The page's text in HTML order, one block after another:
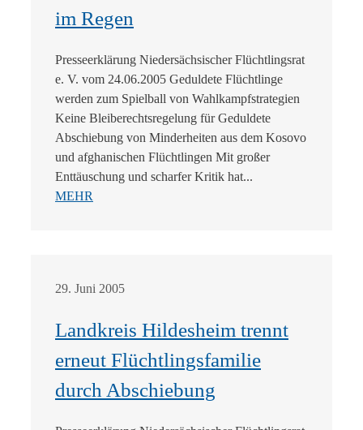
im Regen
Presseerklärung Niedersächsischer Flüchtlingsrat
e. V. vom 24.06.2005 Geduldete Flüchtlinge
werden zum Spielball von Wahlkampfstrategien
Keine Bleiberechtsregelung für Geduldete
Abschiebung von Minderheiten aus dem Kosovo
und afghanischen Flüchtlingen Mit großer
Enttäuschung und scharfer Kritik hat...
MEHR
29. Juni 2005
Landkreis Hildesheim trennt
erneut Flüchtlingsfamilie
durch Abschiebung